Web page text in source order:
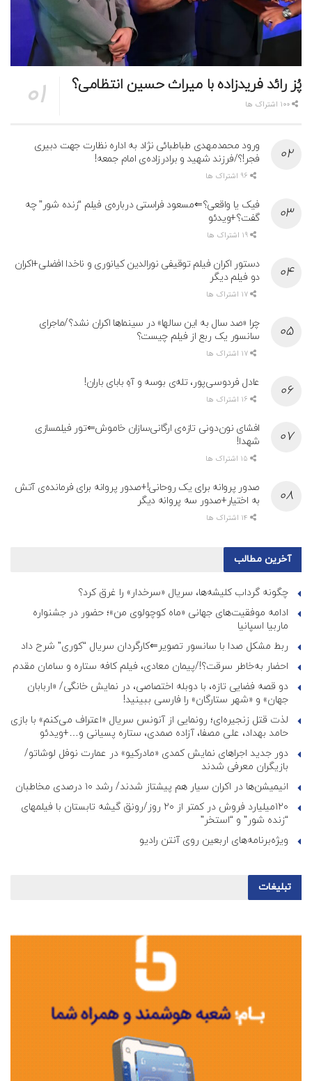
پُز رائد فریدزاده با میراث حسین انتظامی؟
ورود محمدمهدی طباطبائی نژاد به اداره نظارت جهت دبیری
فجر!؟/فرزند شهید و برادرزاده‌ی امام جمعه!
فیک یا واقعی؟⇐مسعود فراستی درباره‌ی فیلم “زنده شور” چه
گفت؟+ویدئو
دستور اکران فیلم توقیفی نورالدین کیانوری و ناخدا افضلی+اکران
دو فیلم دیگر
چرا «صد سال به این سالها» در سینماها اکران نشد؟/ماجرای
سانسور یک ربع از فیلم چیست؟
عادل فردوسی‌پور، تله‌ی بوسه و آهِ بابای باران!
افشای نون‌دونی تازه‌ی ارگانی‌سازان خاموش⇐تور فیلمسازی
شهدا!
صدور پروانه برای یک روحانی!+صدور پروانه برای فرمانده‌ی آتش
به اختیار+صدور سه پروانه دیگر
آخرین مطالب
چگونه گرداب کلیشه‌ها، سریال «سرخدار» را غرق کرد؟
ادامه موفقیت‌های جهانی «ماه کوچولوی من»؛ حضور در جشنواره
ماربیا اسپانیا
ربط مشکل صدا با سانسور تصویر⇐کارگردان سریال “کوری” شرح داد
احضار به‌خاطر سرقت؟!/پیمان معادی، فیلم کافه ستاره و سامان مقدم
دو قصه فضایی تازه، با دوبله اختصاصی، در نمایش خانگی/ «اربابان
جهان» و «شهر ستارگان» را فارسی ببینید!
لذت قتل زنجیره‌ای؛ رونمایی از آنونس سریال «اعتراف می‌کنم» با بازی
حامد بهداد، علی مصفا، آزاده صمدی، ستاره پسیانی و…+ویدئو
دور جدید اجراهای نمایش کمدی «مادرکیو» در عمارت نوفل لوشاتو/
بازیگران معرفی شدند
انیمیشن‌ها در اکران سیار هم پیشتاز شدند/ رشد ۱۰ درصدی مخاطبان
۱۲۰میلیارد فروش در کمتر از ۲۰ روز/رونق گیشه تابستان با فیلمهای
“زنده شور” و “استخر”
ویژه‌برنامه‌های اربعین روی آنتن رادیو
تبلیغات